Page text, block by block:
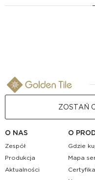
ZOSTAŃ
O NAS
Zespół
Produkcja
Aktualności
O
Gdzie
Mapa